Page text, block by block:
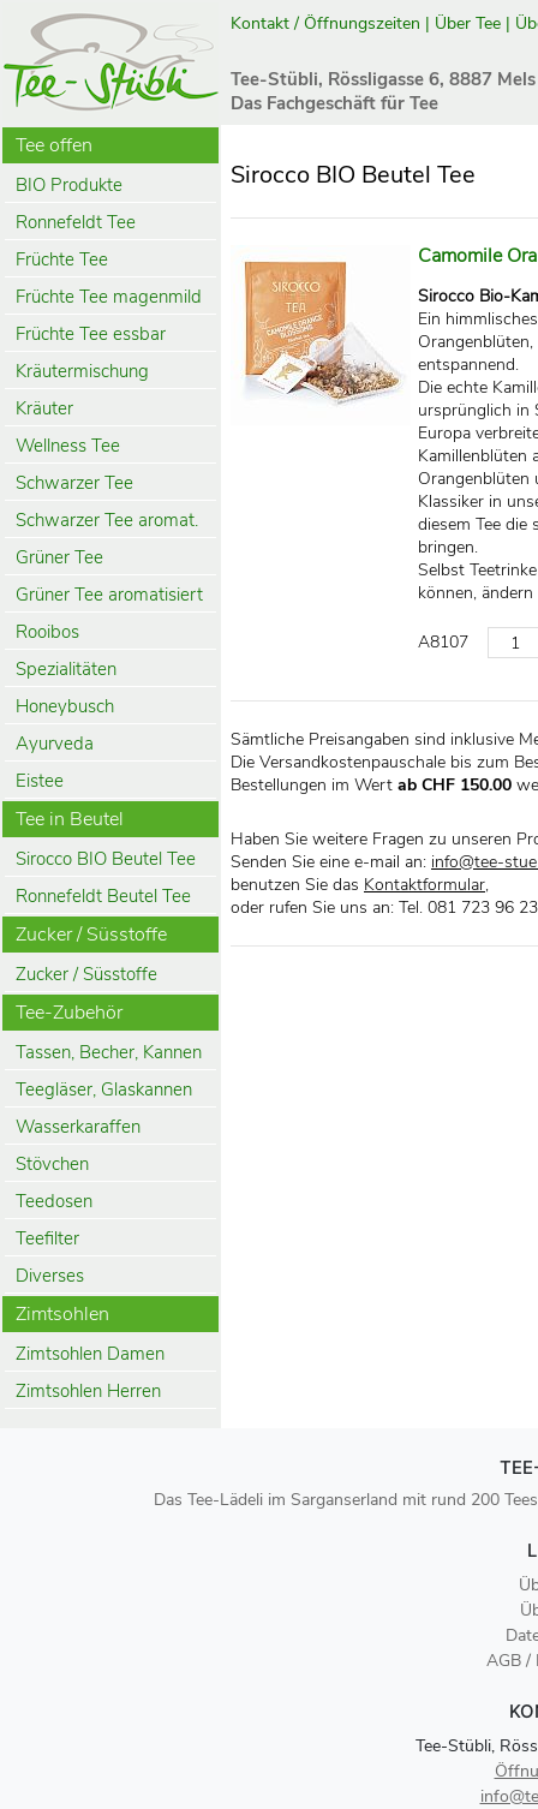
Kontakt / Öffnungszeiten | Über Tee |
Tee-Stübli, Rössligasse 6, 8887 Mels
Das Fachgeschäft für Tee
Tee offen
BIO Produkte
Ronnefeldt Tee
Früchte Tee
Früchte Tee magenmild
Früchte Tee essbar
Kräutermischung
Kräuter
Wellness Tee
Schwarzer Tee
Schwarzer Tee aromat.
Grüner Tee
Grüner Tee aromatisiert
Rooibos
Spezialitäten
Honeybusch
Ayurveda
Eistee
Tee in Beutel
Sirocco BIO Beutel Tee
Ronnefeldt Beutel Tee
Zucker / Süsstoffe
Zucker / Süsstoffe
Tee-Zubehör
Tassen, Becher, Kannen
Teegläser, Glaskannen
Wasserkaraffen
Stövchen
Teedosen
Teefilter
Diverses
Zimtsohlen
Zimtsohlen Damen
Zimtsohlen Herren
Sirocco BIO Beutel Tee
Camomile
Sirocco Bio-
Ein
entspannend.
Die echte
ursprünglich in
Europa
Kamillenblüten
Orangenblüten
Klassiker in
diesem Tee die
bringen.
Selbst
können,
A8107
Sämtliche Preisangaben sind inklusive
Die Versandkostenpauschale bis zum
Bestellungen im Wert ab CHF 150.00
Haben Sie weitere Fragen zu unseren
Senden Sie eine e-mail an: info@tee-
benutzen Sie das Kontaktformular,
oder rufen Sie uns an: Tel. 081 723 96 23
Das Tee-Lädeli im Sarganserland mit rund 200
AGB /
Tee-Stübli,